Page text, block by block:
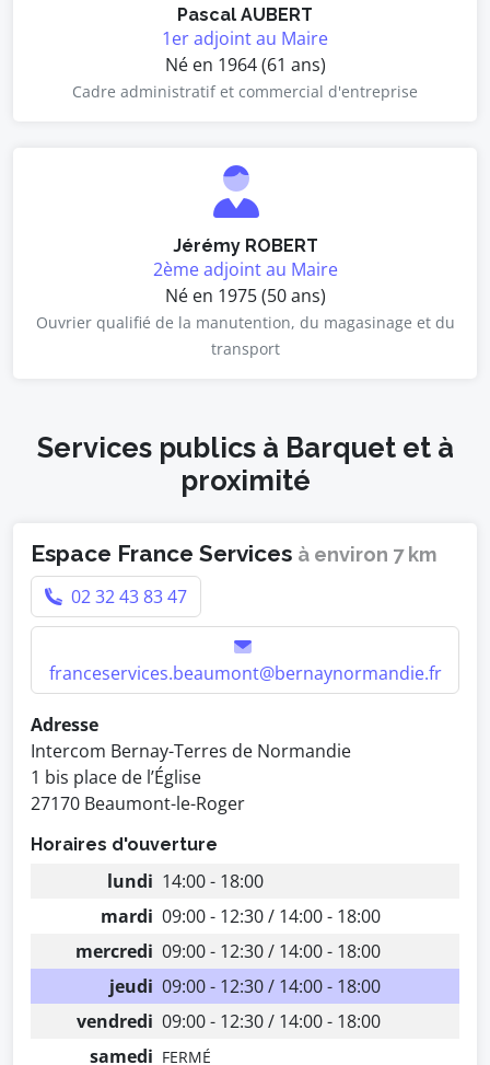
Pascal AUBERT
1er adjoint au Maire
Né en 1964 (61 ans)
Cadre administratif et commercial d'entreprise
Jérémy ROBERT
2ème adjoint au Maire
Né en 1975 (50 ans)
Ouvrier qualifié de la manutention, du magasinage et du
transport
Services publics à Barquet et à
proximité
Espace France Services à environ 7 km
02 32 43 83 47
franceservices.beaumont@bernaynormandie.fr
Adresse
Intercom Bernay-Terres de Normandie
1 bis place de l’Église
27170 Beaumont-le-Roger
Horaires d'ouverture
lundi 14:00 - 18:00
mardi 09:00 - 12:30 / 14:00 - 18:00
mercredi 09:00 - 12:30 / 14:00 - 18:00
jeudi 09:00 - 12:30 / 14:00 - 18:00
vendredi 09:00 - 12:30 / 14:00 - 18:00
samedi FERMÉ